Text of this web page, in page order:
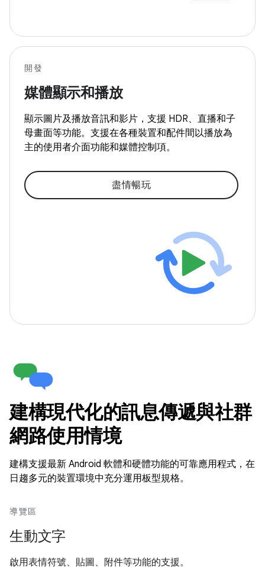
開發
媒體顯示和播放
顯示圖片及播放音訊和影片，支援 HDR、直播和子
母畫面等功能。支援在各種裝置和配件間以播放為
主的使用者介面功能和媒體控制項。
盡情暢玩
建構現代化的訊息傳遞與社群
網路使用情境
建構支援最新 Android 軟體和硬體功能的可靠應用程式，在
日趨多元的裝置環境中充分運用板型規格。
導覽區
生動文字
啟用表情符號、貼圖、附件等功能的支援。